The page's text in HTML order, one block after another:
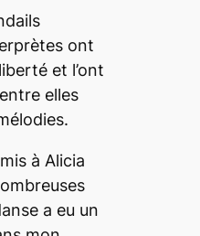
ont
et l’ont
elles
à Alicia
a eu un